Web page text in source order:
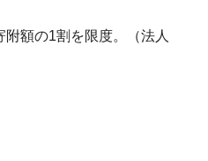
額の1割を限度。（法人